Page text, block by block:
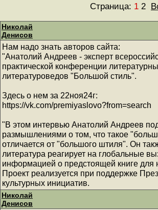
Страница: 1 2
Николай
Денисов
Нам надо знать авторов сайта:
"Анатолий Андреев - эксперт
практической конференции
литературоведов "Большой стиль".
Здесь о нем за 22ноя24г:
https://vk.com/premiyaslovo?from=search
"В этом интервью Анатолий Андреев
размышлениями о том, что такое
отличается от "большого штиля". Он
литература реагирует на глобальные
информацией о предстоящей книге для
Проект реализуется при поддержке
культурных инициатив.
Николай
Денисов